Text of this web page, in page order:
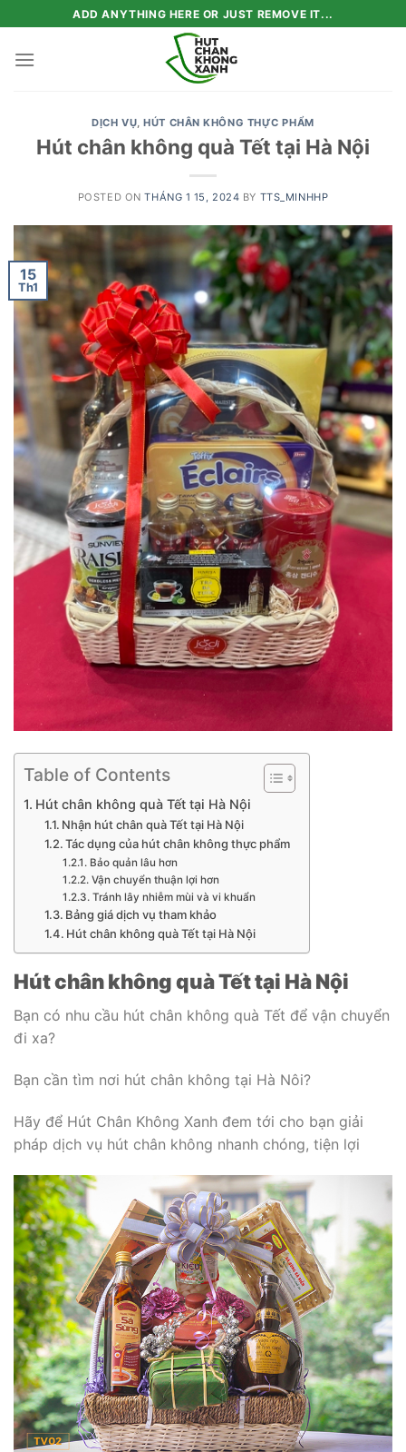
to
content
ADD ANYTHING HERE OR JUST REMOVE IT...
DỊCH VỤ,HÚT CHÂN KHÔNG THỰC PHẨM
Hút chân không quà Tết tại Hà Nội
POSTED ONTHÁNG 1 15, 2024 BY TTS_MINHHP
15
Th1
Table of Contents
Hút chân không quà Tết tại Hà Nội
Nhận hút chân quà Tết tại Hà Nội
Tác dụng của hút chân không thực phẩm
Bảo quản lâu hơn
Vận chuyển thuận lợi hơn
Tránh lây nhiễm mùi và vi khuẩn
Bảng giá dịch vụ tham khảo
Hút chân không quà Tết tại Hà Nội
Hút chân không quà Tết tại Hà Nội
Bạn có nhu cầu hút chân không quà Tết để vận chuyển
đi xa?
Bạn cần tìm nơi hút chân không tại Hà Nôi?
Hãy để Hút Chân Không Xanh đem tới cho bạn giải
pháp dịch vụ hút chân không nhanh chóng, tiện lợi